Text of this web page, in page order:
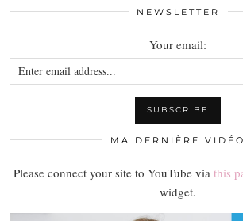
NEWSLETTER
Your email:
MA DERNIÈRE VIDÉO
Please connect your site to YouTube via this
widget.